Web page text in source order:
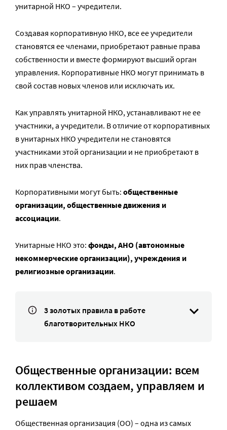
унитарной НКО – учредители.
Создавая корпоративную НКО, все ее учредители
становятся ее членами, приобретают равные права
собственности и вместе формируют высший орган
управления. Корпоративные НКО могут принимать в
свой состав новых членов или исключать их.
Как управлять унитарной НКО, устанавливают не ее
участники, а учредители. В отличие от корпоративных
в унитарных НКО учредители не становятся
участниками этой организации и не приобретают в
них прав членства.
Корпоративными могут быть: общественные
организации, общественные движения и
ассоциации.
Унитарные НКО это: фонды, АНО (автономные
некоммерческие организации), учреждения и
религиозные организации.
3 золотых правила в работе
благотворительных НКО
Общественные организации: всем
коллективом создаем, управляем и
решаем
Общественная организация (ОО) – одна из самых